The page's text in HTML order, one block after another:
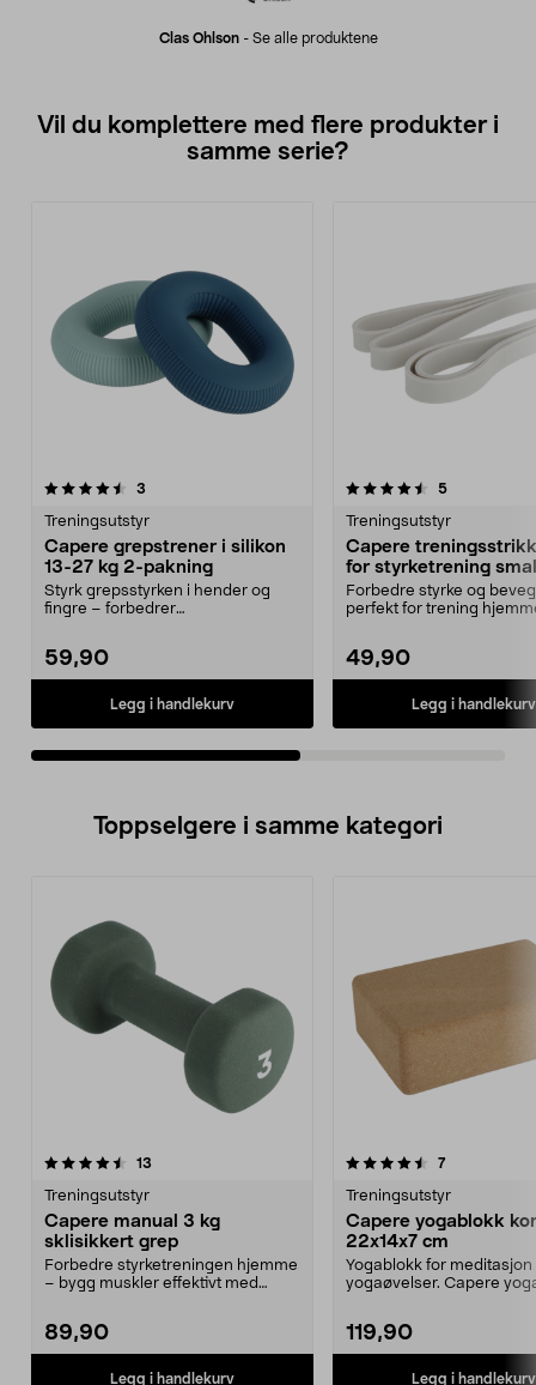
Clas Ohlson- Se alle produktene
Vil du komplettere med flere produkter i
samme serie?
3
Treningsutstyr
Capere grepstrener i silikon
13-27 kg 2-pakning
Styrk grepsstyrken i hender og
fingre – forbedrer
59,90
Legg i handlekurv
4.5av 5 stjerner 5anmeldelser
Treningsutstyr
Capere treningsstrikk
for styrketrening
Forbedre styrke og
perfekt for trening
49,90
Legg i handlekurv
4.5av 5 stjerner
Toppselgere i samme kategori
13
Treningsutstyr
Capere manual 3 kg
sklisikkert grep
Forbedre styrketreningen hjemme
– bygg muskler effektivt med
89,90
Legg i handlekurv
4.5 av 5 stjerner 7anmeldelser
Treningsutstyr
Capere yogablokk
22x14x7 cm
Yogablokk for meditasjon
yogaøvelser. Capere
119,90
Legg i handlekurv
4.5 av 5 stjerner